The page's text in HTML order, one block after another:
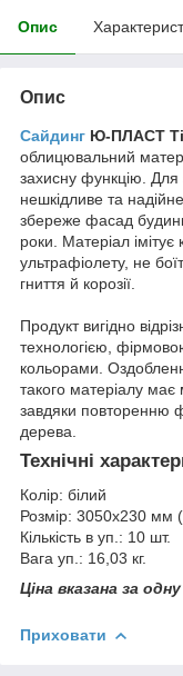
Опис
Опис
Сайдинг Ю-ПЛАСТ
облицювальний
захисну функцію. Для
нешкідливе та
збереже фасад
роки. Матеріал імітує
ультрафіолету, не
гниття й корозії.
Продукт вигідно
технологією,
кольорами.
такого матеріалу
завдяки повторенню
дерева.
Технічні
Колір: білий
Розмір: 3050х230
Кількість в уп.: 10 шт.
Вага уп.: 16,03 кг.
Ціна вказана за
Приховати